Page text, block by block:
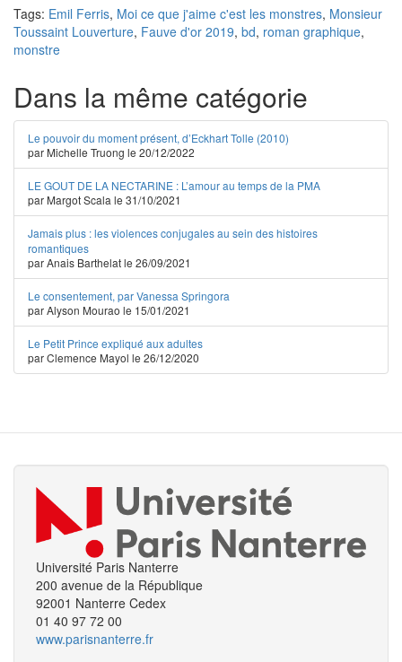
Tags: Emil Ferris, Moi ce que j'aime c'est les monstres, Monsieur
Toussaint Louverture, Fauve d'or 2019, bd, roman graphique,
monstre
Dans la même catégorie
Le pouvoir du moment présent, d’Eckhart Tolle (2010)
par Michelle Truong le 20/12/2022
LE GOUT DE LA NECTARINE : L’amour au temps de la PMA
par Margot Scala le 31/10/2021
Jamais plus : les violences conjugales au sein des histoires
romantiques
par Anais Barthelat le 26/09/2021
Le consentement, par Vanessa Springora
par Alyson Mourao le 15/01/2021
Le Petit Prince expliqué aux adultes
par Clemence Mayol le 26/12/2020
Université Paris Nanterre
200 avenue de la République
92001 Nanterre Cedex
01 40 97 72 00
www.parisnanterre.fr